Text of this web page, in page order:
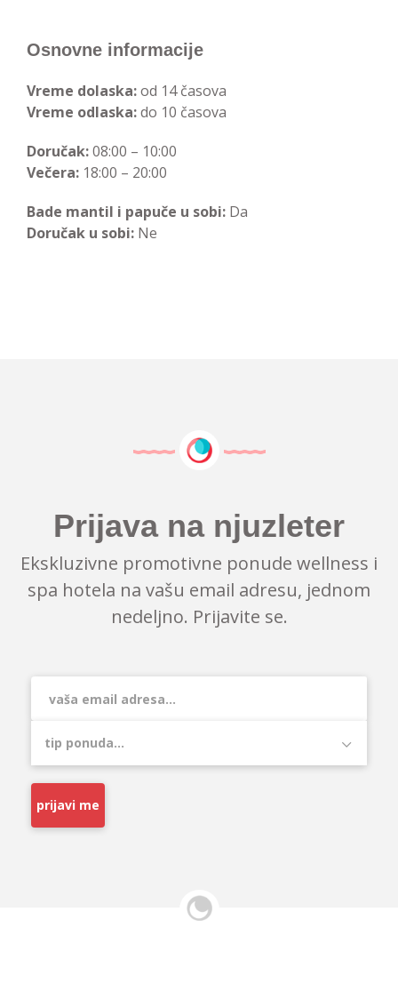
Osnovne informacije
Vreme dolaska:od 14 časova
Vreme odlaska:do 10 časova
Doručak:08:00 – 10:00
Večera: 18:00 – 20:00
Bade mantil i papuče u sobi: Da
Doručak u sobi: Ne
Prijava na njuzleter
Ekskluzivne promotivne ponude wellness i
spa hotela na vašu email adresu, jednom
nedeljno. Prijavite se.
prijavi me